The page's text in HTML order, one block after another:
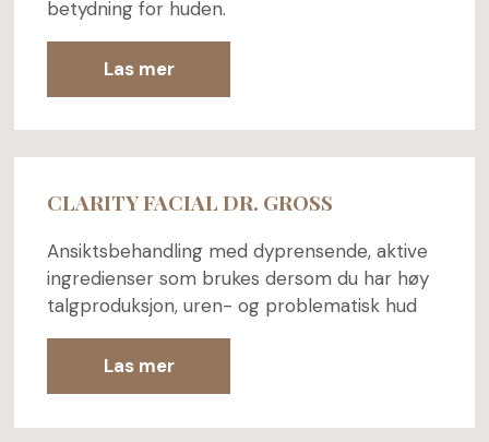
betydning for huden.
Las mer
CLARITY FACIAL DR. GROSS
Ansiktsbehandling med dyprensende, aktive
ingredienser som brukes dersom du har høy
talgproduksjon, uren- og problematisk hud
Las mer